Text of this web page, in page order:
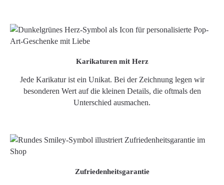
Karikaturen mit Herz
Jede Karikatur ist ein Unikat. Bei der Zeichnung legen wir
besonderen Wert auf die kleinen Details, die oftmals den
Unterschied ausmachen.
Zufriedenheitsgarantie